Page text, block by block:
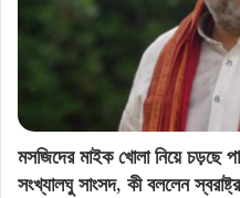
মসজিদের মাইক খোলা নিয়ে চড়ছে
সংখ্যালঘু সাংসদ, কী বললেন